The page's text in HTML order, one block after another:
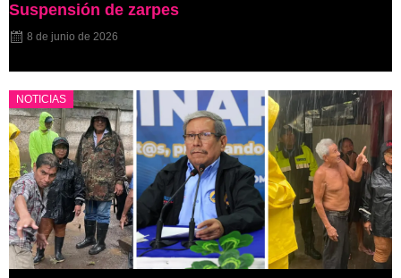
Suspensión de zarpes
8 de junio de 2026
NOTICIAS